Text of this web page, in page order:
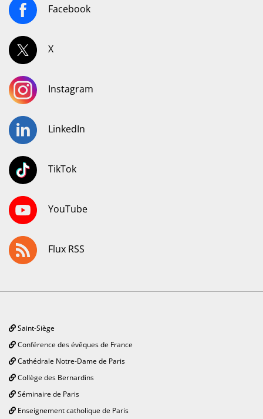
Facebook
X
Instagram
LinkedIn
TikTok
YouTube
Flux RSS
Saint-Siège
Conférence des évêques de France
Cathédrale Notre-Dame de Paris
Collège des Bernardins
Séminaire de Paris
Enseignement catholique de Paris